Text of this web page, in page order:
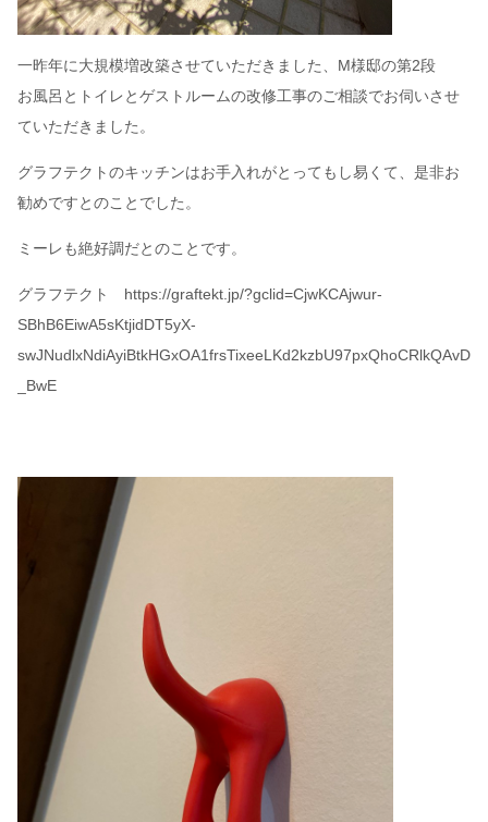
一昨年に大規模増改築させていただきました、M様邸の第2段
お風呂とトイレとゲストルームの改修工事のご相談でお伺いさせ
ていただきました。
グラフテクトのキッチンはお手入れがとってもし易くて、是非お
勧めですとのことでした。
ミーレも絶好調だとのことです。
グラフテクト https://graftekt.jp/?gclid=CjwKCAjwur-
SBhB6EiwA5sKtjidDT5yX-
swJNudlxNdiAyiBtkHGxOA1frsTixeeLKd2kzbU97pxQhoCRlkQAvD
_BwE